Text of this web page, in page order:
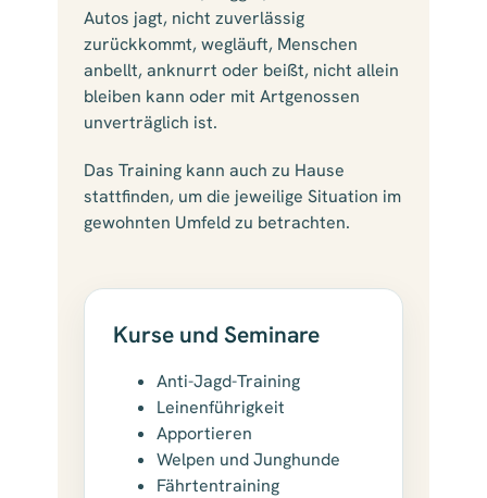
Autos jagt, nicht zuverlässig
zurückkommt, wegläuft, Menschen
anbellt, anknurrt oder beißt, nicht allein
bleiben kann oder mit Artgenossen
unverträglich ist.
Das Training kann auch zu Hause
stattfinden, um die jeweilige Situation im
gewohnten Umfeld zu betrachten.
Kurse und Seminare
Anti-Jagd-Training
Leinenführigkeit
Apportieren
Welpen und Junghunde
Fährtentraining